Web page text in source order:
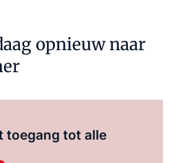
opnieuw naar
toegang tot alle